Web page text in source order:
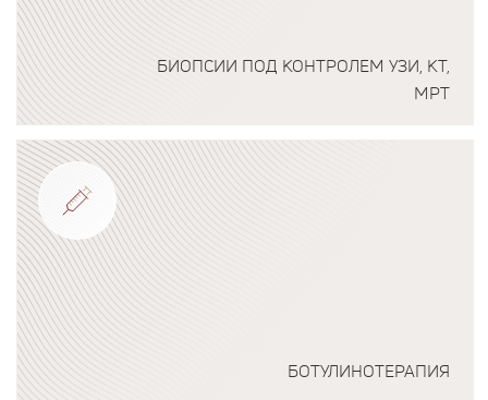
БИОПСИИ ПОД КОНТРОЛЕМ УЗИ, КТ,
МРТ
Подробнее о программе
БОТУЛИНОТЕРАПИЯ